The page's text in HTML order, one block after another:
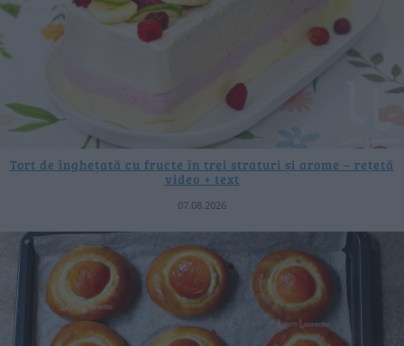
Tort de înghețată cu fructe în trei straturi și arome – rețetă
video + text
07.08.2026